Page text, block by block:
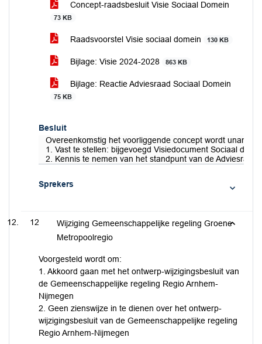
Concept-raadsbesluit Visie Sociaal Domein
73 KB
Raadsvoorstel Visie sociaal domein 130 KB
Bijlage: Visie 2024-2028 863 KB
Bijlage: Reactie Adviesraad Sociaal Domein
75 KB
Besluit
Overeenkomstig het voorliggende concept wordt
1. Vast te stellen: bijgevoegd Visiedocument Sociaal
2. Kennis te nemen van het standpunt van de
Sprekers
12
Wijziging Gemeenschappelijke regeling Groene
Metropoolregio
Voorgesteld wordt om:
1. Akkoord gaan met het ontwerp-wijzigingsbesluit van
de Gemeenschappelijke regeling Regio Arnhem-
Nijmegen
2. Geen zienswijze in te dienen over het ontwerp-
wijzigingsbesluit van de Gemeenschappelijke regeling
Regio Arnhem-Nijmegen